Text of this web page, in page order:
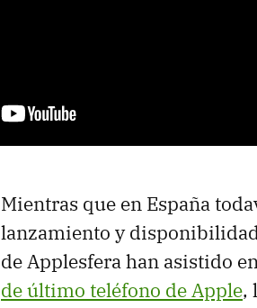
Mientras que en España
lanzamiento y
de Applesfera han asistido
de último teléfono de Apple,